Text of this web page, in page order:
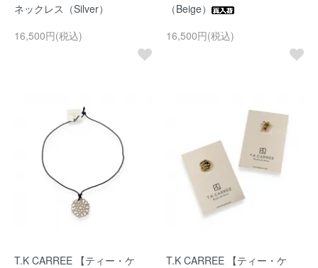
ネックレス（Silver）
16,500円(税込)
（Beige）
16,500円(税込)
T.K CARREE 【ティー・ケ T.K CARREE 【ティー・ケ